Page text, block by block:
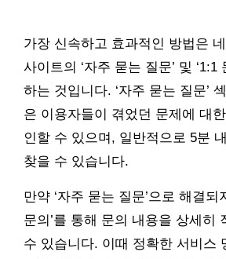
가장 신속하고 효과적인 방법은
사이트의 ‘자주 묻는 질문’ 및 ‘1:1
하는 것입니다. ‘자주 묻는 질문’
은 이용자들이 겪었던 문제에 대
인할 수 있으며, 일반적으로 5분
찾을 수 있습니다.
만약 ‘자주 묻는 질문’으로 해결되
문의’를 통해 문의 내용을 상세히
수 있습니다. 이때 정확한 서비스